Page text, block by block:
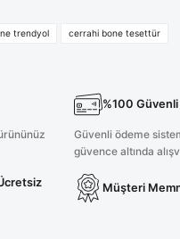
trendyol cerrahi bone tesettür
%100 Güvenli
Güvenli ödeme
güvence altında
Müşteri